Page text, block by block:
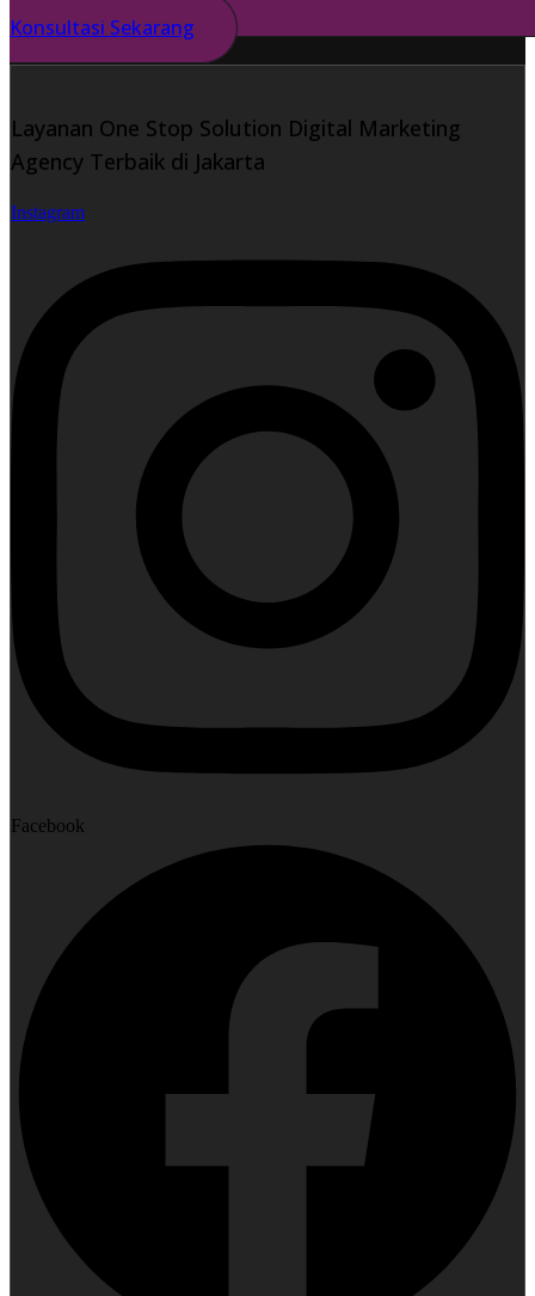
Konsultasi Sekarang
Layanan One Stop Solution Digital Marketing
Agency Terbaik di Jakarta
Instagram
Facebook